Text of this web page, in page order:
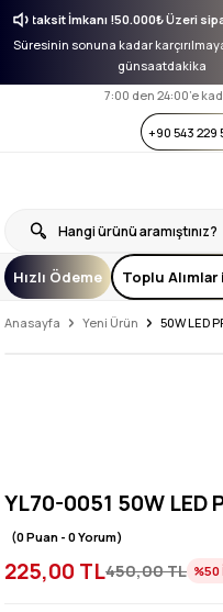
6 taksit İmkanı !50.000₺ Üzeri
Süresinin sonuna kadar
günsaatdakika
7:00 den 24:00’e
+90 543 229
Hızlı Ödeme Toplu
Anasayfa Yeni Ürün 50W LED
YL70-0051 50W LED
(0 Puan - 0 Yorum)
225,00 TL450,00 TL %50